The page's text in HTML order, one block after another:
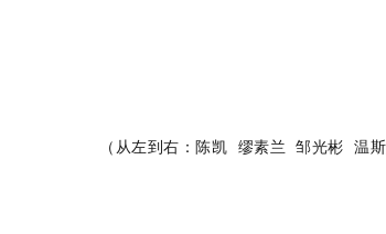
（从左到右：陈凯 缪素兰 邹光彬温